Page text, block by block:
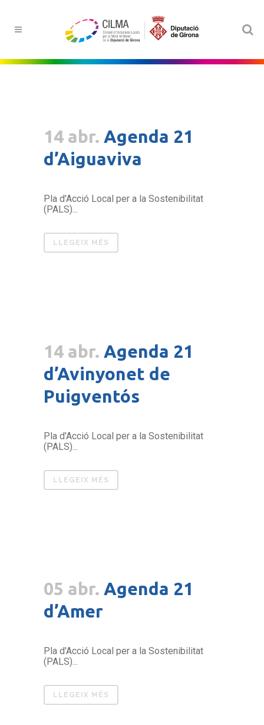
14 abr. Agenda 21
d’Aiguaviva
Pla d'Acció Local per a la Sostenibilitat
(PALS)...
LLEGEIX MÉS
14 abr. Agenda 21
d’Avinyonet de
Puigventós
Pla d'Acció Local per a la Sostenibilitat
(PALS)...
LLEGEIX MÉS
05 abr. Agenda 21
d’Amer
Pla d'Acció Local per a la Sostenibilitat
(PALS)...
LLEGEIX MÉS